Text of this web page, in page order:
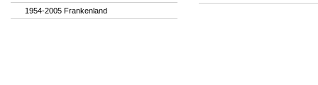
1954-2005 Frankenland